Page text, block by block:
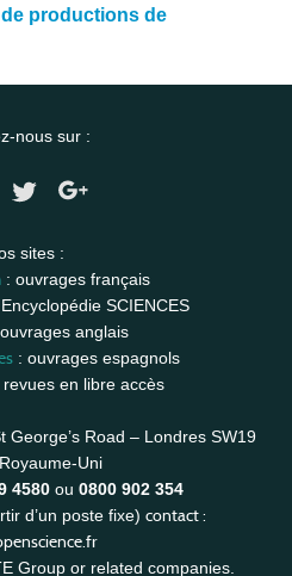
productions de
nous sur :
sites :
: ouvrages français
SCIENCES
anglais
: ouvrages espagnols
en libre accès
George’s Road – Londres SW19
Uni
4580 ou 0800 902 354
d’un poste fixe) contact :
Group or related companies.